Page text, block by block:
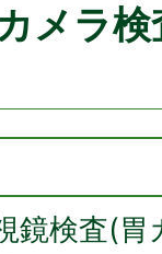
メラ
鏡検査(